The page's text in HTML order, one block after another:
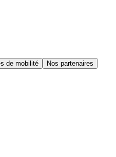
de mobilité
Nos partenaires